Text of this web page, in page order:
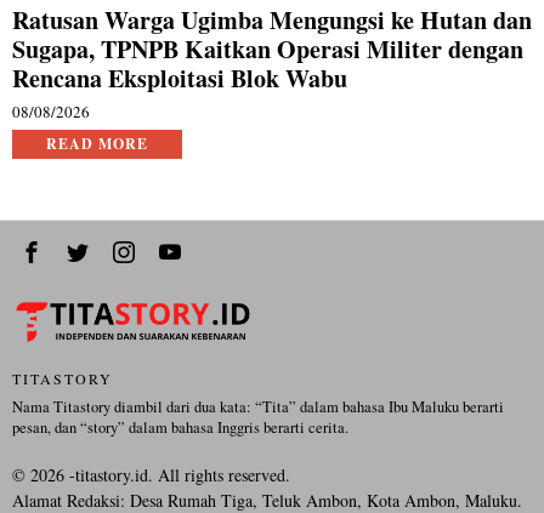
Ratusan Warga Ugimba Mengungsi ke Hutan dan
Sugapa, TPNPB Kaitkan Operasi Militer dengan
Rencana Eksploitasi Blok Wabu
08/08/2026
READ MORE
TITASTORY
Nama Titastory diambil dari dua kata: “Tita” dalam bahasa Ibu Maluku berarti
pesan, dan “story” dalam bahasa Inggris berarti cerita.
© 2026 -titastory.id. All rights reserved.
Alamat Redaksi: Desa Rumah Tiga, Teluk Ambon, Kota Ambon, Maluku.